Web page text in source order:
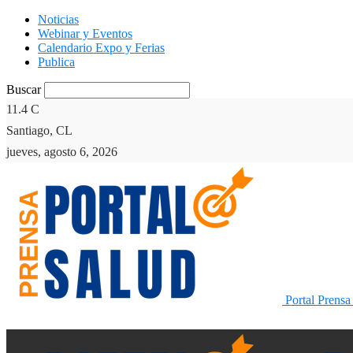
Noticias
Webinar y Eventos
Calendario Expo y Ferias
Publica
Buscar
11.4 C
Santiago, CL
jueves, agosto 6, 2026
Portal